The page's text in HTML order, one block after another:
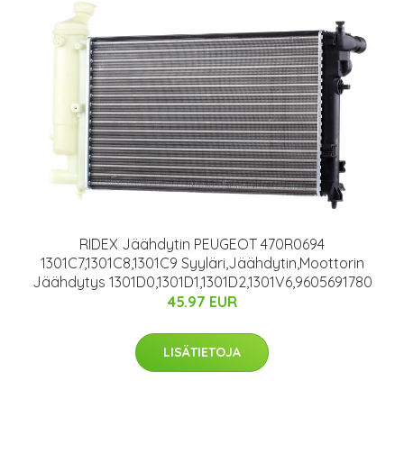
RIDEX Jäähdytin PEUGEOT 470R0694
1301C7,1301C8,1301C9 Syyläri,Jäähdytin,Moottorin
Jäähdytys 1301D0,1301D1,1301D2,1301V6,9605691780
45.97 EUR
LISÄTIETOJA